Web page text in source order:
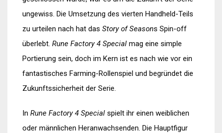
ungewiss. Die Umsetzung des vierten Handheld-Teils
zu urteilen nach hat das Story of Seasons Spin-off
überlebt. Rune Factory 4 Special mag eine simple
Portierung sein, doch im Kern ist es nach wie vor ein
fantastisches Farming-Rollenspiel und begründet die
Zukunftssicherheit der Serie.
In Rune Factory 4 Special spielt ihr einen weiblichen
oder männlichen Heranwachsenden. Die Hauptfigur